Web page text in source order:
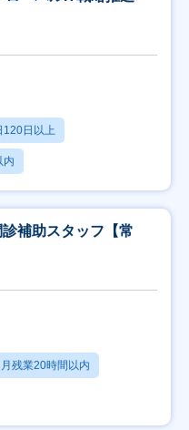
120日以上
内
補助スタッフ【常
月残業20時間以内